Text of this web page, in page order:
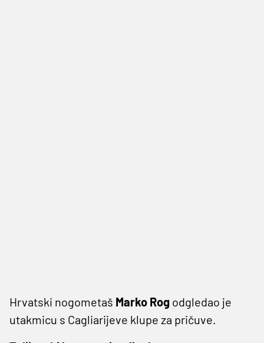
Hrvatski nogometaš Marko Rog odgledao je
utakmicu s Cagliarijeve klupe za pričuve.